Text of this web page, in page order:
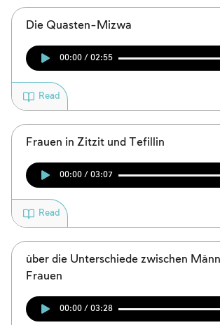
Die Quasten-Mizwa
00:00 / 02:55
Read
Frauen in Zitzit und Tefillin
00:00 / 03:07
Read
über die Unterschiede zwischen
Frauen
00:00 / 03:28